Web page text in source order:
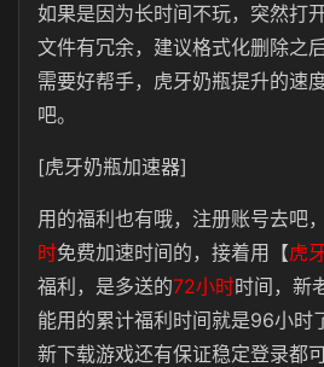
如果是因为长时间不玩，突然打
文件有冗余，建议格式化删除之
需要好帮手，虎牙奶瓶提升的速
吧。
[虎牙奶瓶加速器]
用的福利也有哦，注册账号去吧，
时免费加速时间的，接着用【虎
福利，是多送的72小时时间，新
能用的累计福利时间就是96小时
新下载游戏还有保证稳定登录都可